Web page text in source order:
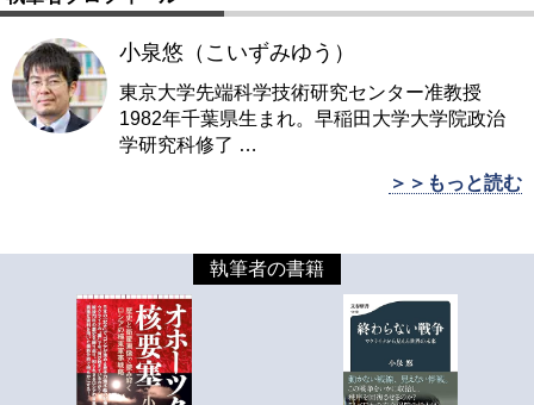
小泉悠（こいずみゆう）
東京大学先端科学技術研究センター准教授
1982年千葉県生まれ。早稲田大学大学院政治
学研究科修了 …
＞＞もっと読む
執筆者の書籍